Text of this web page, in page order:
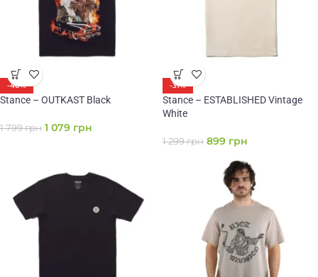
-40%
Stance – OUTKAST Black
1 799грн 1 079 грн
-31%
Stance – ESTABLISHED Vintage
White
1 299грн 899 грн